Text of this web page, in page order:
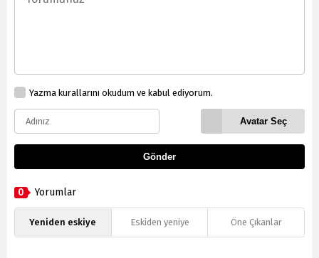
Yazma kurallarını okudum ve kabul ediyorum.
Avatar Seç
Gönder
0 Yorumlar
Yeniden eskiye Eskiden yeniye Öne Çıkanlar